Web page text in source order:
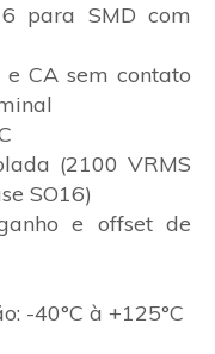
para SMD com
CA sem contato
(2100 VRMS
SO16)
e offset de
-40°C à +125°C